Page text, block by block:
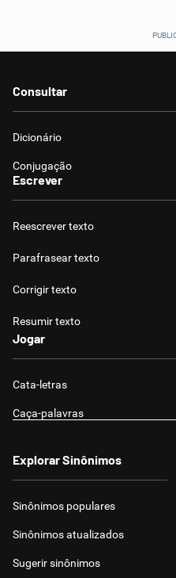
Consultar
Dicionário
Conjugação
Escrever
Reescrever texto
Parafrasear texto
Corrigir texto
Resumir texto
Jogar
Cata-letras
Caça-palavras
Explorar Sinônimos
Sinônimos populares
Sinônimos atualizados
Sugerir sinônimos